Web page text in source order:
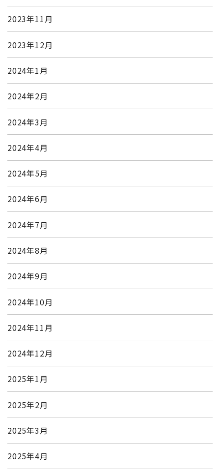
2023年11月
2023年12月
2024年1月
2024年2月
2024年3月
2024年4月
2024年5月
2024年6月
2024年7月
2024年8月
2024年9月
2024年10月
2024年11月
2024年12月
2025年1月
2025年2月
2025年3月
2025年4月